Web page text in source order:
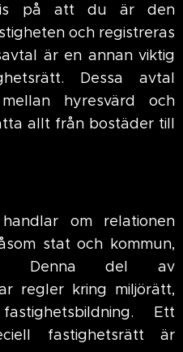
på att du är den
och registreras
är en annan viktig
Dessa avtal
hyresvärd och
allt från bostäder till
om relationen
stat och kommun,
Denna del av
regler kring miljörätt,
Ett
fastighetsrätt är